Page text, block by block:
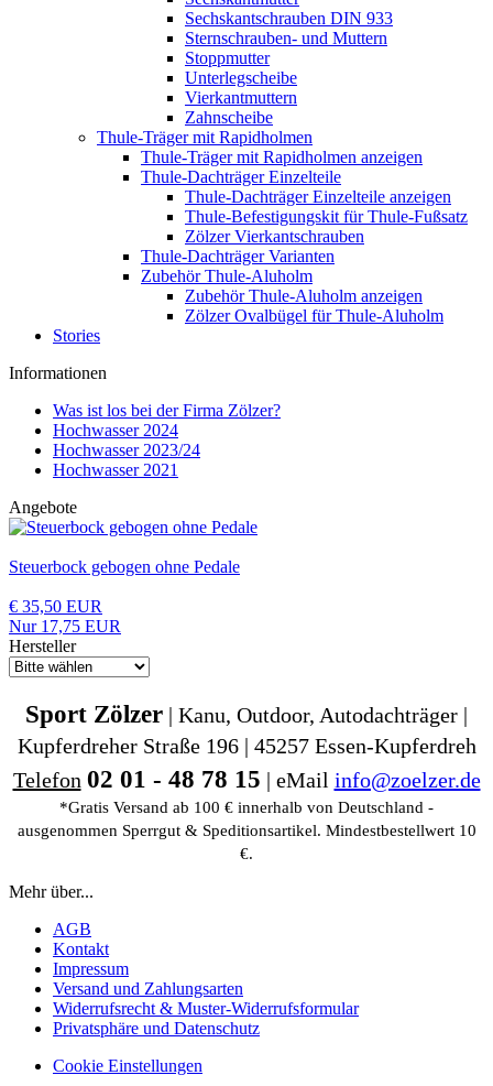
Sechskantschrauben DIN 933
Sternschrauben- und Muttern
Stoppmutter
Unterlegscheibe
Vierkantmuttern
Zahnscheibe
Thule-Träger mit Rapidholmen
Thule-Träger mit Rapidholmen anzeigen
Thule-Dachträger Einzelteile
Thule-Dachträger Einzelteile anzeigen
Thule-Befestigungskit für Thule-Fußsatz
Zölzer Vierkantschrauben
Thule-Dachträger Varianten
Zubehör Thule-Aluholm
Zubehör Thule-Aluholm anzeigen
Zölzer Ovalbügel für Thule-Aluholm
Stories
Informationen
Was ist los bei der Firma Zölzer?
Hochwasser 2024
Hochwasser 2023/24
Hochwasser 2021
Angebote
Steuerbock gebogen ohne Pedale
€ 35,50 EUR
Nur 17,75 EUR
Hersteller
Sport Zölzer | Kanu, Outdoor, Autodachträger |
Kupferdreher Straße 196 | 45257 Essen-Kupferdreh
Telefon 02 01 - 48 78 15 | eMail info@zoelzer.de
*Gratis Versand ab 100 € innerhalb von Deutschland -
ausgenommen Sperrgut & Speditionsartikel. Mindestbestellwert 10
€.
Mehr über...
AGB
Kontakt
Impressum
Versand und Zahlungsarten
Widerrufsrecht & Muster-Widerrufsformular
Privatsphäre und Datenschutz
Cookie Einstellungen